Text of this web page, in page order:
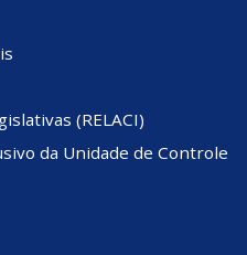
(RELACI)
da Unidade de Controle